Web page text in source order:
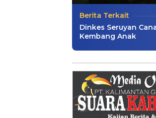
Berita Terkait
Dinkes Seruyan
Kembang Anak